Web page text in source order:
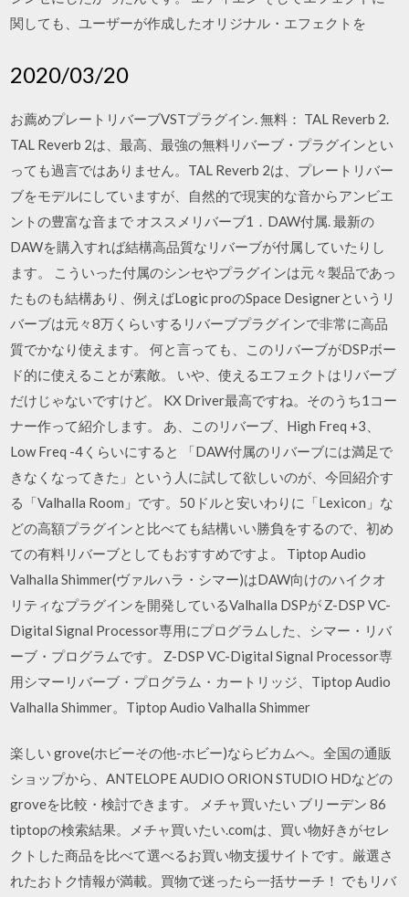
関しても、ユーザーが作成したオリジナル・エフェクトを
2020/03/20
お薦めプレートリバーブVSTプラグイン. 無料： TAL Reverb 2.
TAL Reverb 2は、最高、最強の無料リバーブ・プラグインとい
っても過言ではありません。TAL Reverb 2は、プレートリバー
ブをモデルにしていますが、自然的で現実的な音からアンビエ
ントの豊富な音まで オススメリバーブ1．DAW付属. 最新の
DAWを購入すれば結構高品質なリバーブが付属していたりし
ます。 こういった付属のシンセやプラグインは元々製品であっ
たものも結構あり、例えばLogic proのSpace Designerというリ
バーブは元々8万くらいするリバーブプラグインで非常に高品
質でかなり使えます。 何と言っても、このリバーブがDSPボー
ド的に使えることが素敵。 いや、使えるエフェクトはリバーブ
だけじゃないですけど。 KX Driver最高ですね。そのうち1コー
ナー作って紹介します。 あ、このリバーブ、High Freq +3、
Low Freq -4くらいにすると 「DAW付属のリバーブには満足で
きなくなってきた」という人に試して欲しいのが、今回紹介す
る「Valhalla Room」です。50ドルと安いわりに「Lexicon」な
どの高額プラグインと比べても結構いい勝負をするので、初め
ての有料リバーブとしてもおすすめですよ。 Tiptop Audio
Valhalla Shimmer(ヴァルハラ・シマー)はDAW向けのハイクオ
リティなプラグインを開発しているValhalla DSPが Z-DSP VC-
Digital Signal Processor専用にプログラムした、シマー・リバ
ーブ・プログラムです。 Z-DSP VC-Digital Signal Processor専
用シマーリバーブ・プログラム・カートリッジ、Tiptop Audio
Valhalla Shimmer。Tiptop Audio Valhalla Shimmer
楽しい grove(ホビーその他-ホビー)ならビカムへ。全国の通販
ショップから、ANTELOPE AUDIO ORION STUDIO HDなどの
groveを比較・検討できます。 メチャ買いたい ブリーデン 86
tiptopの検索結果。メチャ買いたい.comは、買い物好きがセレ
クトした商品を比べて選べるお買い物支援サイトです。厳選さ
れたおトク情報が満載。買物で迷ったら一括サーチ！ でもリバ